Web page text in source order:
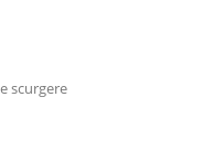
scurgere